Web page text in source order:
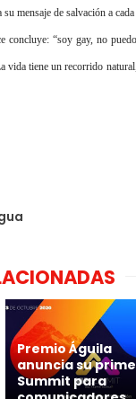
mensaje de salvación a
concluye: “soy gay, no
vida tiene un recorrido
Premio Águila
anuncia su
Summit para